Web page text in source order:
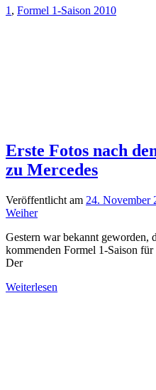
1, Formel 1-Saison 2010
Erste Fotos nach
zu Mercedes
Veröffentlicht am 24. November
Weiher
Gestern war bekannt geworden,
kommenden Formel 1-Saison
Der
Weiterlesen